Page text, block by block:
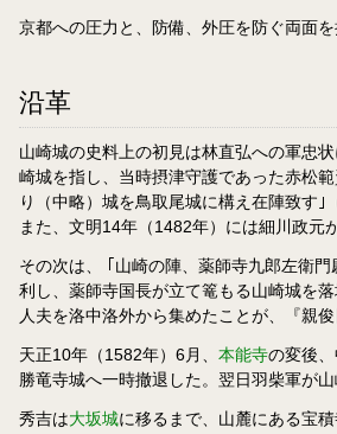
京都への圧力と、防備、外圧を防ぐ両面
沿革
山崎城の史料上の初見は林直弘への軍忠
崎城を指し、当時摂津守護であった赤松
り（中略）城を鳥取尾城に構え在陣致す
また、文明14年（1482年）には細川政元
その次は、 ｢山崎の陣、薬師寺九郎左衛
利し、薬師寺国長が立て篭もる山崎城を
人夫を洛中洛外から集めたことが、『親
天正10年（1582年）6月、 本能寺の変後
勝竜寺城へ一時撤退した。翌日羽柴軍が
秀吉は大坂城に移るまで、山麓にある宝